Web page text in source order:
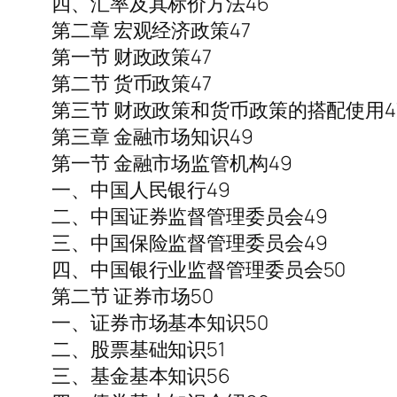
第二章 宏观经济政策47
第一节 财政政策47
第二节 货币政策47
第三节 财政政策和货币政策的搭配使用
第三章 金融市场知识49
第一节 金融市场监管机构49
一、中国人民银行49
二、中国证券监督管理委员会49
三、中国保险监督管理委员会49
四、中国银行业监督管理委员会50
第二节 证券市场50
一、证券市场基本知识50
二、股票基础知识51
三、基金基本知识56